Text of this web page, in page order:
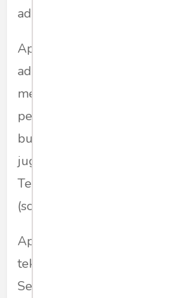
adil melihat masalah.
Apa sih buzzer itu?
adalah peliharaan
menyamakan fungsinya
pejabat humas
buzzer ditiadakan, maukah
juga menghilangkan
Tempo, buzzer FPI, buzzer
(social joker warrior)?
Apa sih buzzer itu? Buzzer
teknologi komunikasi
Sesuatu yang gagal